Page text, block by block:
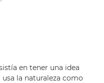
en tener una idea
la naturaleza como